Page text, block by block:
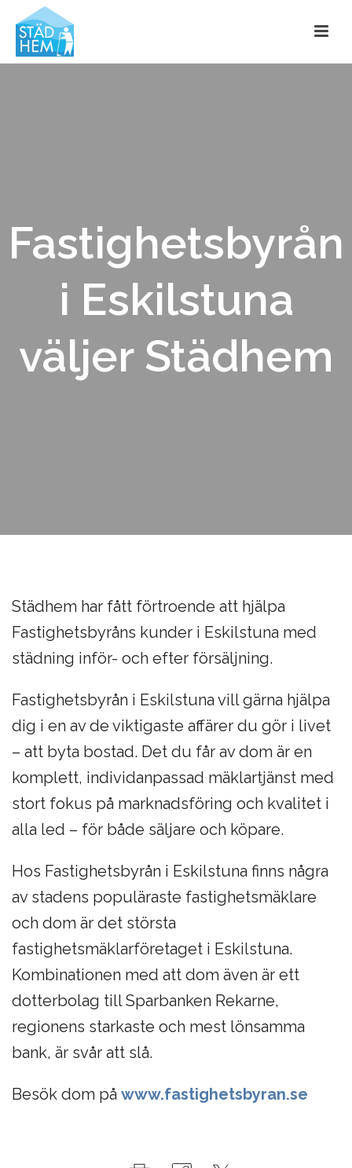
Fastighetsbyrån
i Eskilstuna
väljer Städhem
Städhem har fått förtroende att hjälpa
Fastighetsbyråns kunder i Eskilstuna med
städning inför- och efter försäljning.
Fastighetsbyrån i Eskilstuna vill gärna hjälpa
dig i en av de viktigaste affärer du gör i livet
– att byta bostad. Det du får av dom är en
komplett, individanpassad mäklartjänst med
stort fokus på marknadsföring och kvalitet i
alla led – för både säljare och köpare.
Hos Fastighetsbyrån i Eskilstuna finns några
av stadens populäraste fastighetsmäklare
och dom är det största
fastighetsmäklarföretaget i Eskilstuna.
Kombinationen med att dom även är ett
dotterbolag till Sparbanken Rekarne,
regionens starkaste och mest lönsamma
bank, är svår att slå.
Besök dom på www.fastighetsbyran.se